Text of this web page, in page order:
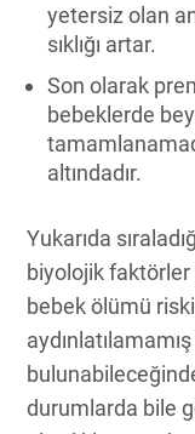
yetersiz olan
sıklığı artar.
Son olarak
bebeklerde
altındadır.
Yukarıda
biyolojik
bebek ölümü
durumlarda bile